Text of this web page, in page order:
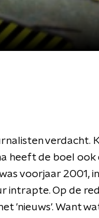
verdacht.
heeft de boel ook
voorjaar 2001,
intrapte. Op de
'nieuws'. Want